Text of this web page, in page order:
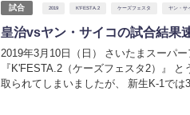
試合 2019 K'FESTA.2 ケーズフェスタ ヤン・サ
皇治vsヤン・サイコの試合結果
2019年3月10日（日） さいたまスーパ
『K'FESTA.2（ケーズフェスタ2）』 とうとう来ましたねこの時期が！ 年末のイベントはRIZINに
取られてしまいましたが、 新生K-1では3月がメインです！！